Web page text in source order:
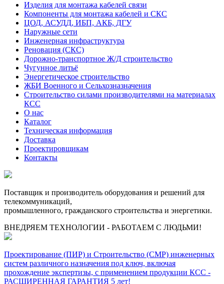
Изделия для монтажа кабелей связи
Компоненты для монтажа кабелей и СКС
ЦОД, АСУДД, ИБП, АКБ, ДГУ
Наружные сети
Инженерная инфраструктура
Реновация (СКС)
Дорожно-транспортное Ж/Д строительство
Чугунное литьё
Энергетическое строительство
ЖБИ Военного и Сельхозназначения
Строительство силами производителями на материалах
КСС
О нас
Каталог
Техническая информация
Доставка
Проектировщикам
Контакты
Поставщик и производитель оборудования и решений для
телекоммуникаций,
промышленного, гражданского строительства и энергетики.
ВНЕДРЯЕМ ТЕХНОЛОГИИ - РАБОТАЕМ С ЛЮДЬМИ!
Проектирование (ПИР) и Cтроительство (СМР) инженерных
систем различного назначения под ключ, включая
прохождение экспертизы, с применением продукции КСС -
РАСШИРЕННАЯ ГАРАНТИЯ 5 лет!